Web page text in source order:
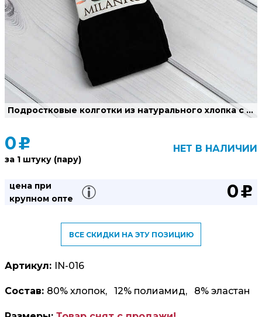
0u
за 1 штуку (пару)
НЕТ В НАЛИЧИИ
цена при
крупном опте
0u
ВСЕ СКИДКИ НА ЭТУ ПОЗИЦИЮ
Артикул: IN-016
Состав: 80% хлопок, 12% полиамид, 8% эластан
Подростковые колготки из натурального хлопка с ворсом изнутри.